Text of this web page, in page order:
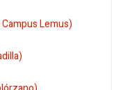
Lemus)